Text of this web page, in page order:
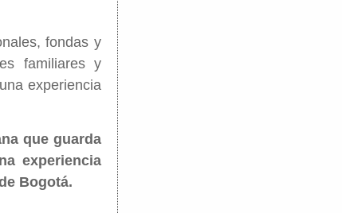
fondas y
familiares y
experiencia
que guarda
experiencia
Bogotá.